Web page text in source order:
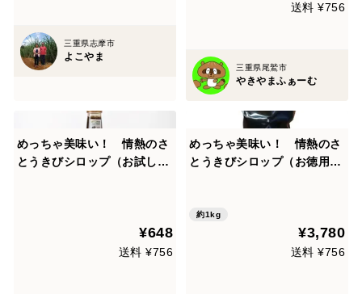
三重県志摩市
よこやま
送料 ¥756
三重県尾鷲市
やきやまふぁーむ
めっちゃ美味い！ 情熱のさ
とうきびシロップ（お試し
¥648
送料 ¥756
めっちゃ美味い！ 情熱のさ
とうきびシロップ（お徳用サ
約1kg
¥3,780
送料 ¥756